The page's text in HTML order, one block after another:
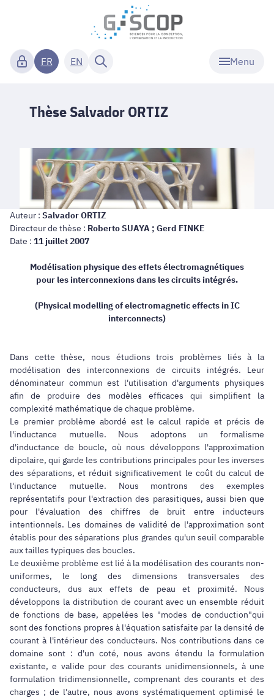
Menu
FR EN
Thèse Salvador ORTIZ
Auteur : Salvador ORTIZ
Directeur de thèse : Roberto SUAYA ; Gerd FINKE
Date : 11 juillet 2007
Modélisation physique des effets électromagnétiques
pour les interconnexions dans les circuits intégrés.
(Physical modelling of electromagnetic effects in IC
interconnects)
Dans cette thèse, nous étudions trois problèmes liés à la
modélisation des interconnexions de circuits intégrés. Leur
dénominateur commun est l'utilisation d'arguments physiques
afin de produire des modèles efficaces qui simplifient la
complexité mathématique de chaque problème.
Le premier problème abordé est le calcul rapide et précis de
l'inductance mutuelle. Nous adoptons un formalisme
d'inductance de boucle, où nous développons l'approximation
dipolaire, qui garde les contributions principales pour les inverses
des séparations, et réduit significativement le coût du calcul de
l'inductance mutuelle. Nous montrons des exemples
représentatifs pour l'extraction des parasitiques, aussi bien que
pour l'évaluation des chiffres de bruit entre inducteurs
intentionnels. Les domaines de validité de l'approximation sont
établis pour des séparations plus grandes qu'un seuil comparable
aux tailles typiques des boucles.
Le deuxième problème est lié à la modélisation des courants non-
uniformes, le long des dimensions transversales des
conducteurs, dus aux effets de peau et proximité. Nous
développons la distribution de courant avec un ensemble réduit
de fonctions de base, appelées les "modes de conduction"qui
sont des fonctions propres à l'équation satisfaite par la densité de
courant à l'intérieur des conducteurs. Nos contributions dans ce
domaine sont : d'un coté, nous avons étendu la formulation
existante, e valide pour des courants unidimensionnels, à une
formulation tridimensionnelle, comprenant des courants et des
charges ; de l'autre, nous avons systématiquement optimisé le